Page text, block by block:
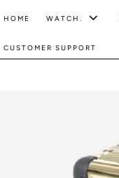
HOME WATCH.
CUSTOMER SUPPORT